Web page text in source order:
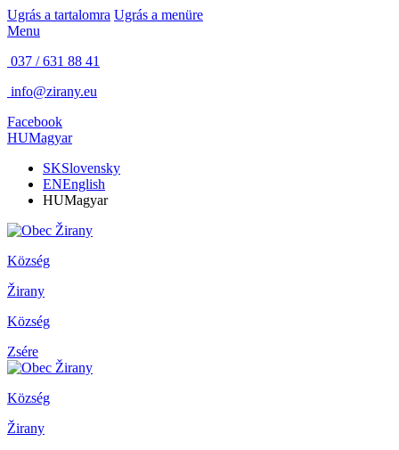
Ugrás a tartalomra Ugrás a menüre
Menu
037 / 631 88 41
info@zirany.eu
Facebook
HUMagyar
SKSlovensky
ENEnglish
HUMagyar
Község
Žirany
Község
Zsére
Község
Žirany